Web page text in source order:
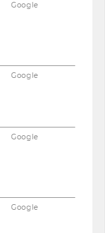
Google
Google
Google
Google